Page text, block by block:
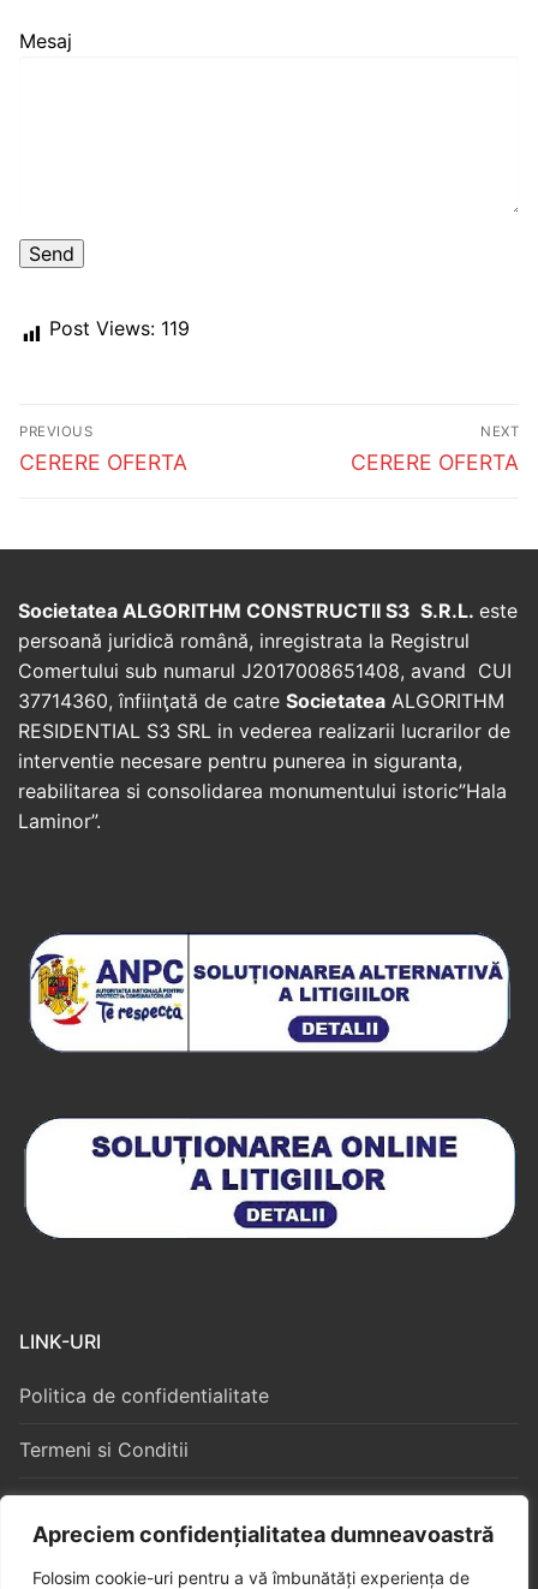
Apreciem confidențialitatea dumneavoastră
Folosim cookie-uri pentru a vă îmbunătăți experiența de
Mesaj
Post Views: 119
Post
navigation
PREVIOUS
Previous
CERERE OFERTA
NEXT
Next
CERERE OFERTA
Societatea ALGORITHM CONSTRUCTII S3 S.R.L. este
persoană juridică română, inregistrata la Registrul
Comertului sub numarul J2017008651408, avand CUI
37714360, înfiinţată de catre Societatea ALGORITHM
RESIDENTIAL S3 SRL in vederea realizarii lucrarilor de
interventie necesare pentru punerea in siguranta,
reabilitarea si consolidarea monumentului istoric”Hala
Laminor”.
LINK-URI
Politica de confidentialitate
Termeni si Conditii